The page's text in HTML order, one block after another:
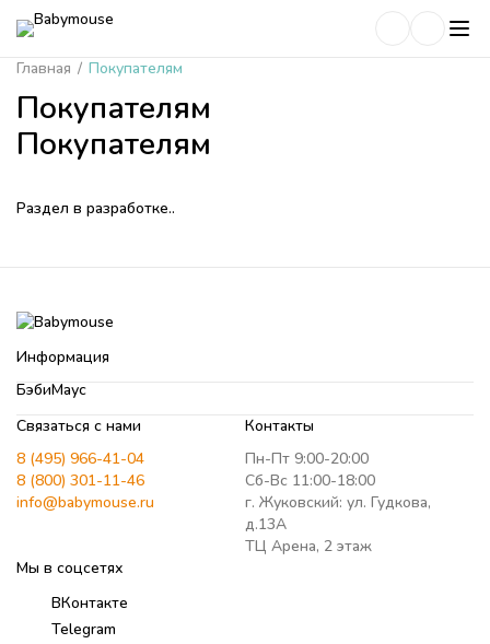
Главная / Покупателям
Покупателям
Покупателям
Раздел в разработке..
Информация
БэбиМаус
Связаться с нами
8 (495) 966-41-04
8 (800) 301-11-46
info@babymouse.ru
Контакты
Пн-Пт 9:00-20:00
Сб-Вс 11:00-18:00
г. Жуковский: ул. Гудкова,
д.13А
ТЦ Арена, 2 этаж
Мы в соцсетях
ВКонтакте
Telegram